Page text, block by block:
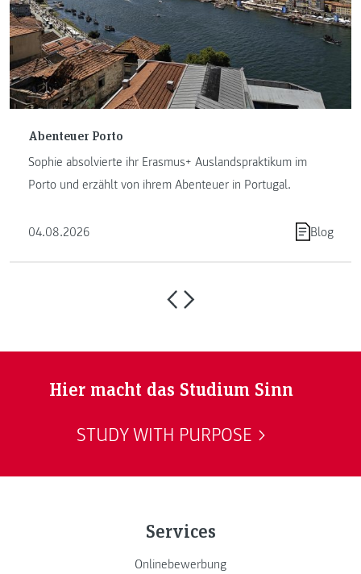
Abenteuer Porto
Sophie absolvierte ihr Erasmus+ Auslandspraktikum im
Porto und erzählt von ihrem Abenteuer in Portugal.
04.08.2026 Blog
Hier macht das Studium Sinn
STUDY WITH PURPOSE
Services
Onlinebewerbung